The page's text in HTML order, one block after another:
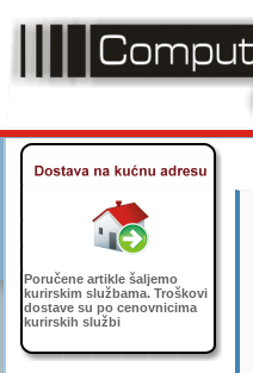
Poručene artikle šaljemo
kurirskim službama. Troškovi
dostave su po cenovnicima
kurirskih službi